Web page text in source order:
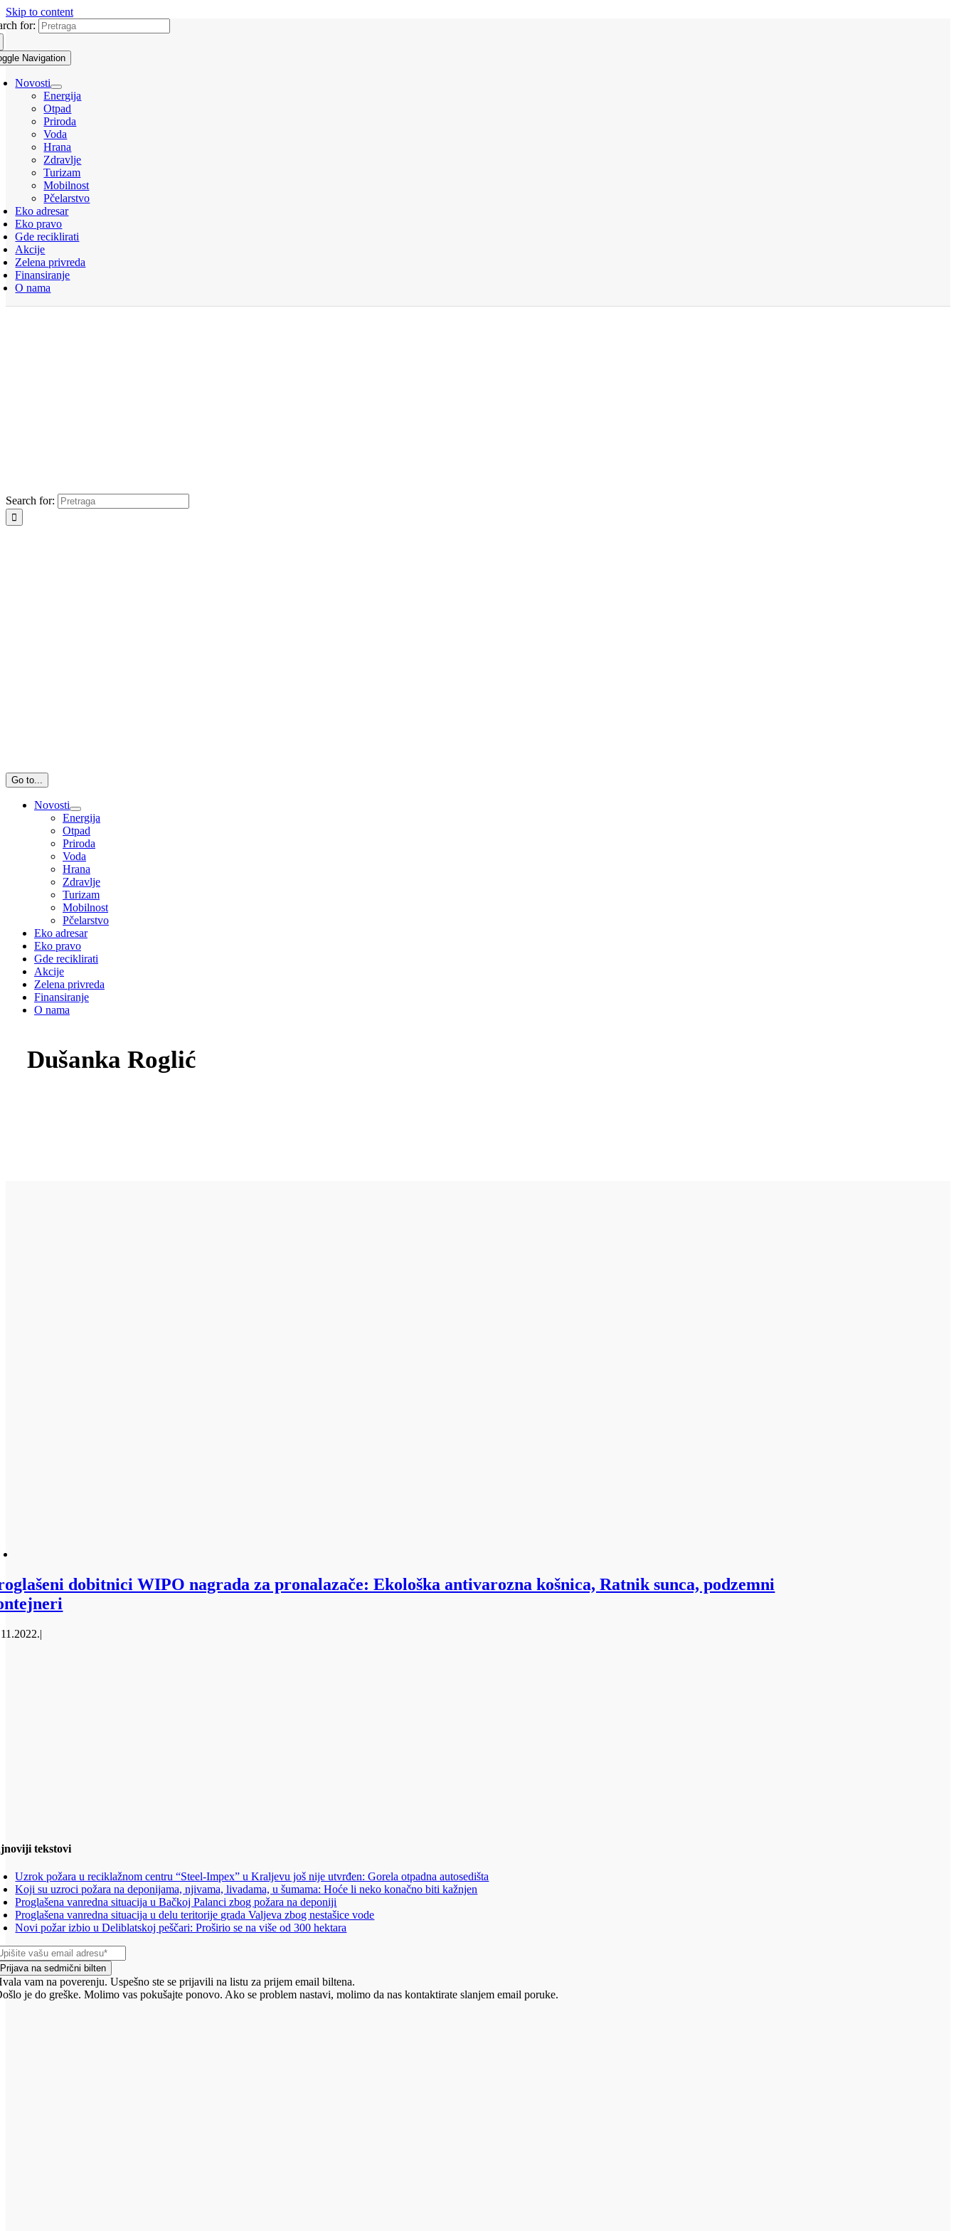
Skip to content
for:
Navigation
Novosti
Energija
Otpad
Priroda
Voda
Hrana
Zdravlje
Turizam
Mobilnost
Pčelarstvo
Eko adresar
Eko pravo
Gde reciklirati
Akcije
Zelena privreda
Finansiranje
O nama
Search for:
Go to...
Novosti
Energija
Otpad
Priroda
Voda
Hrana
Zdravlje
Turizam
Mobilnost
Pčelarstvo
Eko adresar
Eko pravo
Gde reciklirati
Akcije
Zelena privreda
Finansiranje
O nama
Dušanka Roglić
dobitnici WIPO nagrada za pronalazače: Ekološka antivarozna košnica, Ratnik sunca, podzemni
|
tekstovi
Uzrok požara u reciklažnom centru “Steel-Impex” u Kraljevu još nije utvrđen: Gorela otpadna autosedišta
Koji su uzroci požara na deponijama, njivama, livadama, u šumama: Hoće li neko konačno biti kažnjen
Proglašena vanredna situacija u Bačkoj Palanci zbog požara na deponiji
Proglašena vanredna situacija u delu teritorije grada Valjeva zbog nestašice vode
Novi požar izbio u Deliblatskoj peščari: Proširio se na više od 300 hektara
Prijava na sedmični bilten
vam na poverenju. Uspešno ste se prijavili na listu za prijem email biltena.
je do greške. Molimo vas pokušajte ponovo. Ako se problem nastavi, molimo da nas kontaktirate slanjem email poruke.